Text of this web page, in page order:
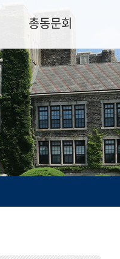
총동문회